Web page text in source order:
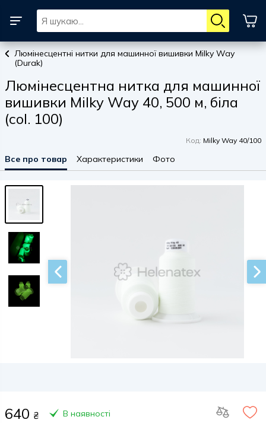
Люмінесцентні нитки для машинної вишивки Milky Way
(Durak)
Люмінесцентна нитка для машинної
вишивки Milky Way 40, 500 м, біла
(col. 100)
Код: Milky Way 40/100
Все про товар Характеристики Фото
640 ₴ В наявності